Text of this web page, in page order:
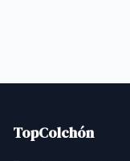
TopColchón